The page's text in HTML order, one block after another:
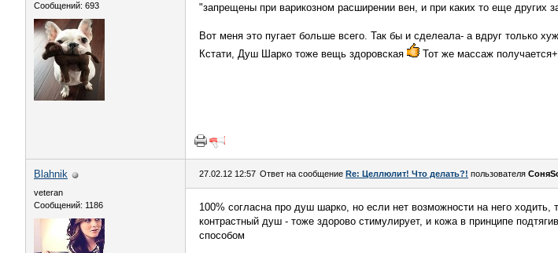
Сообщений: 693
"запрещены при варикозном расширении вен, и при каких то еще других
Вот меня это пугает больше всего. Так бы и сделеала- а вдруг только
Кстати, Душ Шарко тоже вещь здоровская
Тот же массаж
Blahnik
veteran
Сообщений: 1186
27.02.12 12:57 Ответ на сообщение Re: Целлюлит! Что делать?! пользователя
100% согласна про душ шарко, но если нет возможности на него
контрастный душ - тоже здорово стимулирует, и кожа в принципе
способом